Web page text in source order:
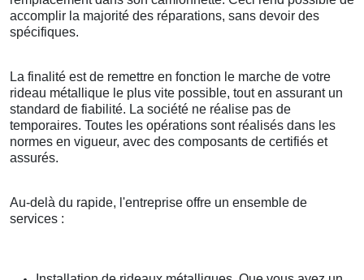
accomplir la majorité des réparations, sans devoir des
spécifiques.
La finalité est de remettre en fonction le marche de votre
rideau métallique le plus vite possible, tout en assurant un
standard de fiabilité. La société ne réalise pas de
temporaires. Toutes les opérations sont réalisés dans les
normes en vigueur, avec des composants de certifiés et
assurés.
Au-delà du rapide, l'entreprise offre un ensemble de
services :